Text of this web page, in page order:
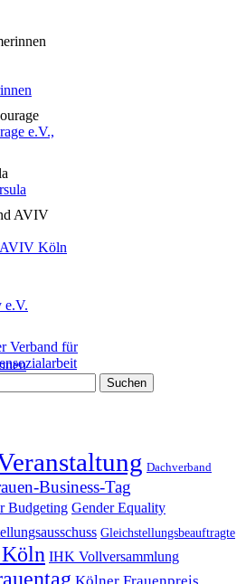
e.V.,
Köln
e.V.
Verband für
Dachverband
Business-Tag
Budgeting Gender Equality
Gleichstellungsbeauftragte
IHK Vollversammlung
Kölner Frauenpreis